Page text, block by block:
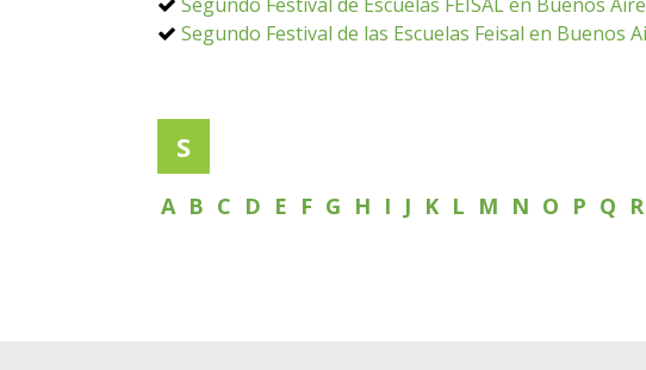
Segundo Festival de las Escuelas Feisal en Buenos
S
A B C D E F G H I J K L M N O P Q R